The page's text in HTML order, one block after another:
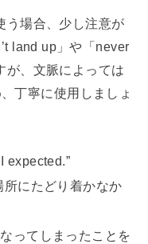
う場合、少し注意が
land up」や「never
が、文脈によっては
丁寧に使用しましょ
expected.”
所にたどり着かなか
ってしまったことを